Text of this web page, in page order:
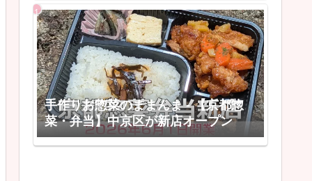
手作りお惣菜のままんま - 【京都惣
菜・弁当】中京区が新店オープン